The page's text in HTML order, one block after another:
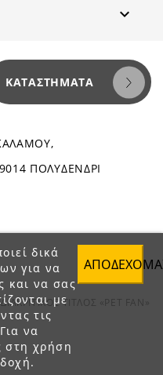

δικά
για να
και να σας
με
τις
να
στη χρήση
ΚΑΤΑΣΤΉΜΑΤΑ
ΠΟΛΥΔΕΝΔΡΙ
ΤΙΤΛΟΣ «PET FAN»